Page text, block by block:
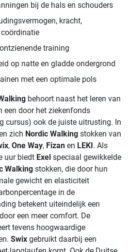
bij de hals en schouders
kracht,
training
op natte en gladde ondergrond
met een optimale pols
behoort naast het leren van
een door het ziekenfonds
cursus) ook de juiste uitrusting. In
zich Nordic Walking stokken van
, One Way, Fizan en LEKI. Als
uur biedt Exel speciaal gewikkelde
Walking stokken, die door hun
gewicht en elasticiteit
in de
betekent uiteindelijk een
een meer comfort. De
tevens hoogwaardige
Swix gebruikt daarbij een